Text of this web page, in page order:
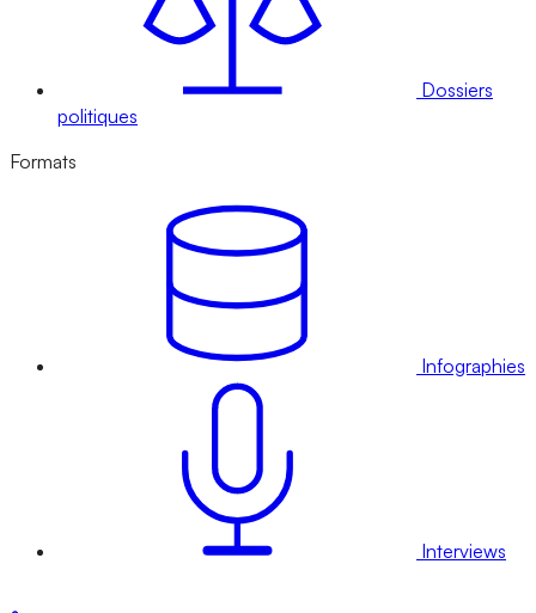
Dossiers
politiques
Formats
Infographies
Interviews